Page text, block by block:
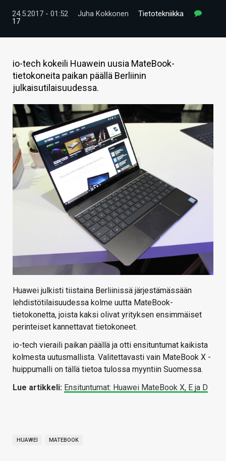
VIDEOT
TIETOA
HINTA.FI
KAUPPA
VAIHDA TEEMA
HAKU
24.5.2017 - 01:52 Juha Kokkonen
Tietotekniikka
17
io-tech kokeili Huawein uusia MateBook-
tietokoneita paikan päällä Berliinin
julkaisutilaisuudessa.
Huawei julkisti tiistaina Berliinissä järjestämässään
lehdistötilaisuudessa kolme uutta MateBook-
tietokonetta, joista kaksi olivat yrityksen ensimmäiset
perinteiset kannettavat tietokoneet.
io-tech vieraili paikan päällä ja otti ensituntumat kaikista
kolmesta uutusmallista. Valitettavasti vain MateBook X -
huippumalli on tällä tietoa tulossa myyntiin Suomessa.
Lue artikkeli: Ensituntumat: Huawei MateBook X, E ja D
HUAWEI MATEBOOK